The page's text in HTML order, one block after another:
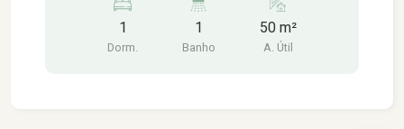
procura.. Praticidade e conforto. Está próximo da
região central e de diversos comércios como: -
padarias, - lanchonetes, - restaurantes, -
1
Dorm.
1
Banho
50 m²
A. Útil